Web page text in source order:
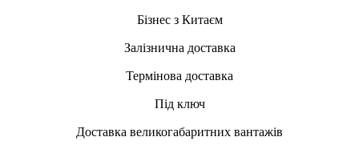
Бізнес з Китаєм
Залізнична доставка
Термінова доставка
Під ключ
Доставка великогабаритних вантажів